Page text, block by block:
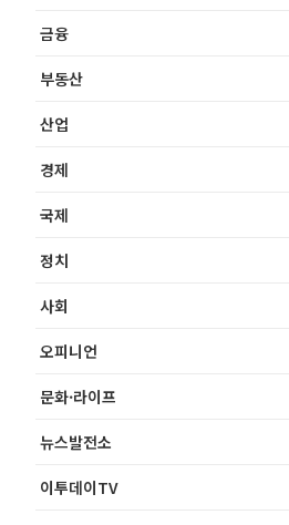
금융
부동산
산업
경제
국제
정치
사회
오피니언
문화·라이프
뉴스발전소
이투데이TV